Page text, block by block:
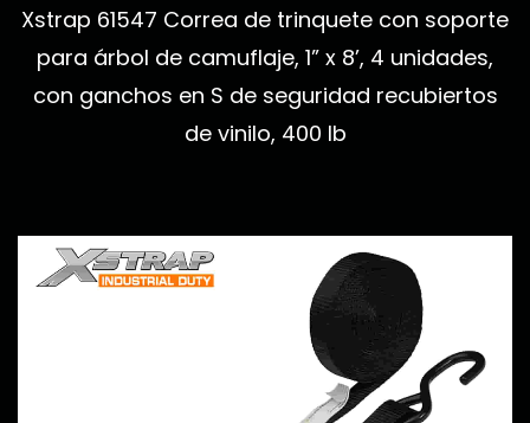
Xstrap 61547 Correa de trinquete con soporte
para árbol de camuflaje, 1” x 8’, 4 unidades,
con ganchos en S de seguridad recubiertos
de vinilo, 400 lb